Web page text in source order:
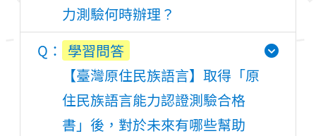
力測驗何時辦理？
學習問答
【臺灣原住民族語言】取得「原
住民族語言能力認證測驗合格
書」後，對於未來有哪些幫助